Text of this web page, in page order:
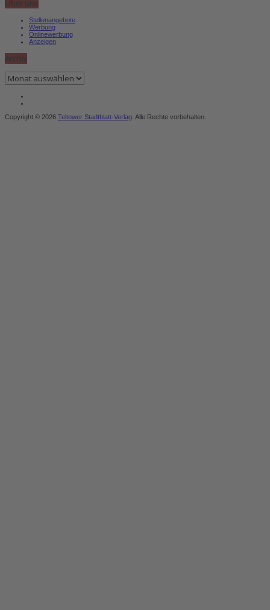
Über uns
Stellenangebote
Werbung
Onlinewerbung
Anzeigen
Archiv
Archiv
Copyright © 2026 Teltower Stadtblatt-Verlag . Alle Rechte vorbehalten.